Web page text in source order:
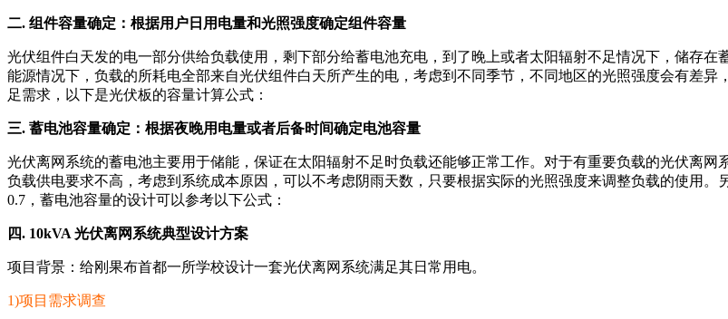
二. 组件容量确定：根据用户日用电量和光照强度确定组件容量
光伏组件白天发的电一部分供给负载使用，剩下部分给蓄电池充电，到了晚上或者太阳辐射不足情况下，储存
能源情况下，负载的所耗电全部来自光伏组件白天所产生的电，考虑到不同季节，不同地区的光照强度会有差
足需求，以下是光伏板的容量计算公式：
三. 蓄电池容量确定：根据夜晚用电量或者后备时间确定电池容量
光伏离网系统的蓄电池主要用于储能，保证在太阳辐射不足时负载还能够正常工作。对于有重要负载的光伏离
负载供电要求不高，考虑到系统成本原因，可以不考虑阴雨天数，只要根据实际的光照强度来调整负载的使用
0.7，蓄电池容量的设计可以参考以下公式：
四. 10kVA 光伏离网系统典型设计方案
项目背景：给刚果布首都一所学校设计一套光伏离网系统满足其日常用电。
1)项目需求调查